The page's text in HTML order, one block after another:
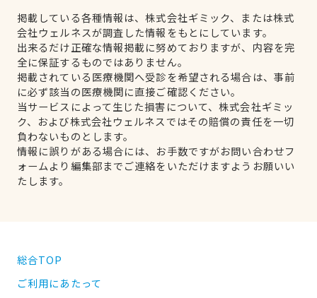
掲載している各種情報は、株式会社ギミック、または株式
会社ウェルネスが調査した情報をもとにしています。
出来るだけ正確な情報掲載に努めておりますが、内容を完
全に保証するものではありません。
掲載されている医療機関へ受診を希望される場合は、事前
に必ず該当の医療機関に直接ご確認ください。
当サービスによって生じた損害について、株式会社ギミッ
ク、および株式会社ウェルネスではその賠償の責任を一切
負わないものとします。
情報に誤りがある場合には、お手数ですがお問い合わせフ
ォームより編集部までご連絡をいただけますようお願いい
たします。
総合TOP
ご利用にあたって